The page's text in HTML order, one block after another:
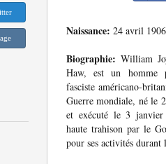
Naissance: 24 avril 1906
Biographie: William
Haw, est un homme
fasciste américano-
Guerre mondiale, né le
et exécuté le 3
haute trahison par le
pour ses activités durant